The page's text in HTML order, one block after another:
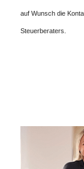
auf Wunsch die
Steuerberaters.